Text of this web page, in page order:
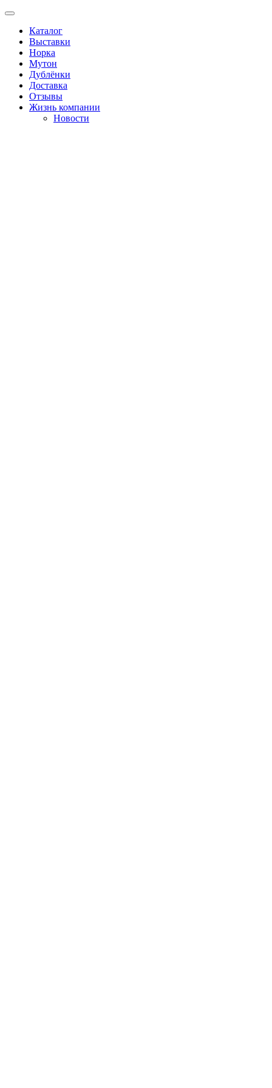
Каталог
Выставки
Норка
Мутон
Дублёнки
Доставка
Отзывы
Жизнь компании
Новости